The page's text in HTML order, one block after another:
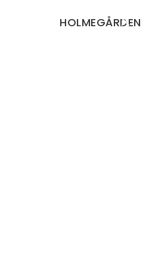
HOLMEGÅRDEN
×